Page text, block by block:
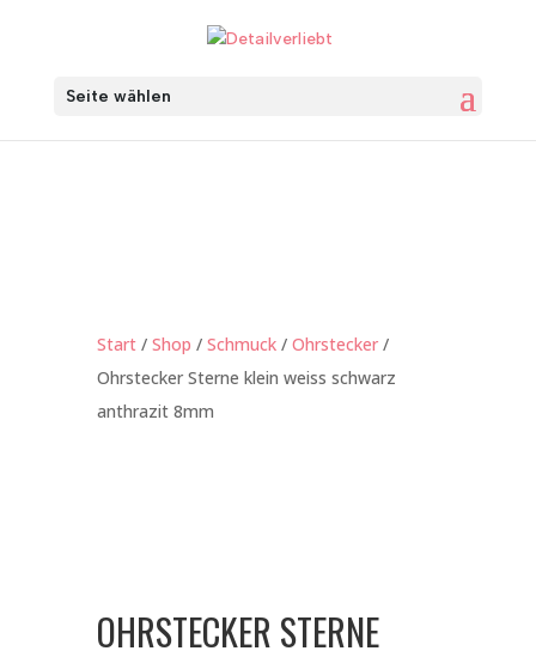
Seite wählen
Start/ Shop / Schmuck/ Ohrstecker/
Ohrstecker Sterne klein weiss schwarz
anthrazit 8mm
OHRSTECKER STERNE